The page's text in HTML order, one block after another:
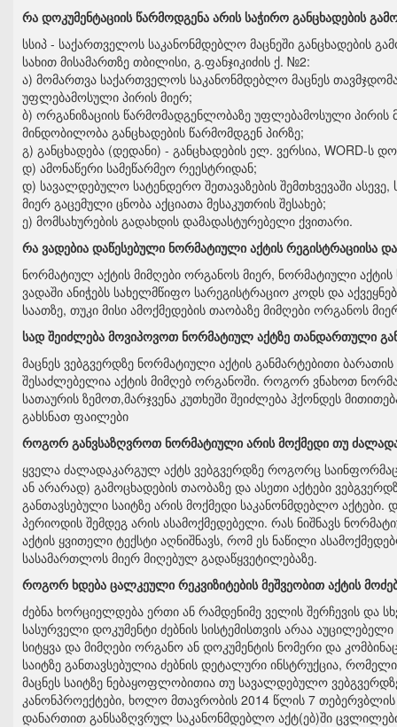
რა დოკუმენტაციის წარმოდგენა არის საჭირო განცხადების
სსიპ - საქართველოს საკანონმდებლო მაცნეში განცხადების
სახით მისამართზე თბილისი, გ.ფანჯიკიძის ქ. №2:
ა) მომართვა საქართველოს საკანონმდებლო მაცნეს
უფლებამოსული პირის მიერ;
ბ) ორგანიზაციის წარმომადგენლობაზე უფლებამოსული პირის
მინდობილობა განცხადების წარმომდგენ პირზე;
გ) განცხადება (დედანი) - განცხადების ელ. ვერსია, WORD-ს
დ) ამონაწერი სამეწარმეო რეესტრიდან;
დ) სავალდებულო სატენდერო შეთავაზების შემთხვევაში
მიერ გაცემული ცნობა აქციათა მესაკუთრის შესახებ;
ე) მომსახურების გადახდის დამადასტურებელი ქვითარი.
რა ვადებია დაწესებული ნორმატიული აქტის რეგისტრაციისა
ნორმატიულ აქტის მიმღები ორგანოს მიერ, ნორმატიული
ვადაში ანიჭებს სახელმწიფო სარეგისტრაციო კოდს და
საათზე, თუკი მისი ამოქმედების თაობაზე მიმღები ორგანოს
სად შეიძლება მოვიპოვოთ ნორმატიულ აქტზე თანდართული
მაცნეს ვებგვერდზე ნორმატიული აქტის განმარტებითი
შესაძლებელია აქტის მიმღებ ორგანოში. როგორ ვნახოთ
სათაურის ზემოთ,მარჯვენა კუთხეში შეიძლება ჰქონდეს
გახსნათ ფაილები
როგორ განვსაზღვროთ ნორმატიული არის მოქმედი თუ
ყველა ძალადაკარგულ აქტს ვებგვერდზე როგორც
ან არარად) გამოცხადების თაობაზე და ასეთი აქტები
განთავსებული საიტზე არის მოქმედი საკანონმდებლო
პერიოდის შემდეგ არის ასამოქმედებელი. რას ნიშნავს
აქტის ყვითელი ტექსტი აღნიშნავს, რომ ეს ნაწილი
სასამართლოს მიერ მიღებულ გადაწყვეტილებაზე.
როგორ ხდება ცალკეული რეკვიზიტების მეშვეობით აქტის
ძებნა ხორციელდება ერთი ან რამდენიმე ველის შერჩევის და
სასურველი დოკუმენტი ძებნის სისტემისთვის არაა
სიტყვა და მიმღები ორგანო ან დოკუმენტის ნომერი და
საიტზე განთავსებულია ძებნის დეტალური ინსტრუქცია,
მაცნეს საიტზე ნებაყოფლობითია თუ სავალდებულო
კანონპროექტები, ხოლო მთავრობის 2014 წლის 7
დანართით განსაზღვრულ საკანონმდებლო აქტ(ებ)ში